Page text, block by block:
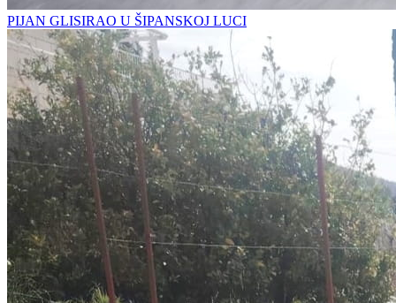
PIJAN GLISIRAO U ŠIPANSKOJ LUCI